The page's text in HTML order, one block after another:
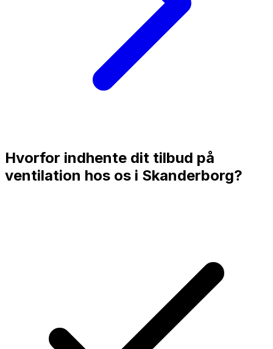
Hvorfor indhente dit tilbud på
ventilation hos os i Skanderborg?